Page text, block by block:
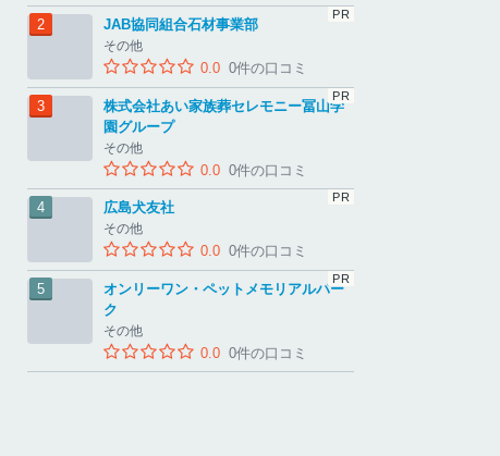
JAB協同組合石材事業部
その他
0.0 0件の口コミ
株式会社あい家族葬セレモニー冨山学
園グループ
その他
0.0 0件の口コミ
広島犬友社
その他
0.0 0件の口コミ
オンリーワン・ペットメモリアルパー
ク
その他
0.0 0件の口コミ